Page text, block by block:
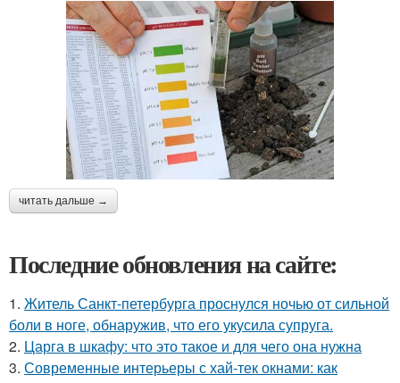
читать дальше →
Последние обновления на сайте:
1. Житель Санкт-петербурга проснулся ночью от сильной
боли в ноге, обнаружив, что его укусила супруга.
2. Царга в шкафу: что это такое и для чего она нужна
3. Современные интерьеры с хай-тек окнами: как